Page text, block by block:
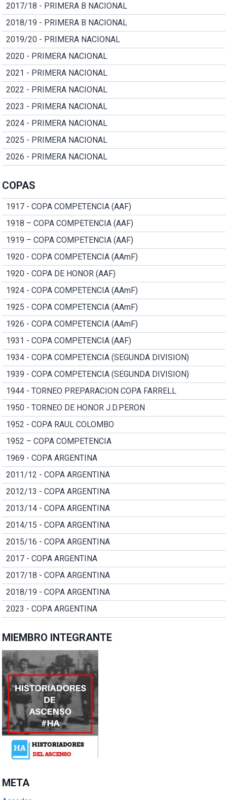
2017/18 - PRIMERA B NACIONAL
2018/19 - PRIMERA B NACIONAL
2019/20 - PRIMERA NACIONAL
2020 - PRIMERA NACIONAL
2021 - PRIMERA NACIONAL
2022 - PRIMERA NACIONAL
2023 - PRIMERA NACIONAL
2024 - PRIMERA NACIONAL
2025 - PRIMERA NACIONAL
2026 - PRIMERA NACIONAL
COPAS
1917 - COPA COMPETENCIA (AAF)
1918 – COPA COMPETENCIA (AAF)
1919 – COPA COMPETENCIA (AAF)
1920 - COPA COMPETENCIA (AAmF)
1920 - COPA DE HONOR (AAF)
1924 - COPA COMPETENCIA (AAmF)
1925 - COPA COMPETENCIA (AAmF)
1926 - COPA COMPETENCIA (AAmF)
1931 - COPA COMPETENCIA (AAF)
1934 - COPA COMPETENCIA (SEGUNDA DIVISION)
1939 - COPA COMPETENCIA (SEGUNDA DIVISION)
1944 - TORNEO PREPARACION COPA FARRELL
1950 - TORNEO DE HONOR J.D.PERON
1952 - COPA RAUL COLOMBO
1952 – COPA COMPETENCIA
1969 - COPA ARGENTINA
2011/12 - COPA ARGENTINA
2012/13 - COPA ARGENTINA
2013/14 - COPA ARGENTINA
2014/15 - COPA ARGENTINA
2015/16 - COPA ARGENTINA
2017 - COPA ARGENTINA
2017/18 - COPA ARGENTINA
2018/19 - COPA ARGENTINA
2023 - COPA ARGENTINA
MIEMBRO INTEGRANTE
META